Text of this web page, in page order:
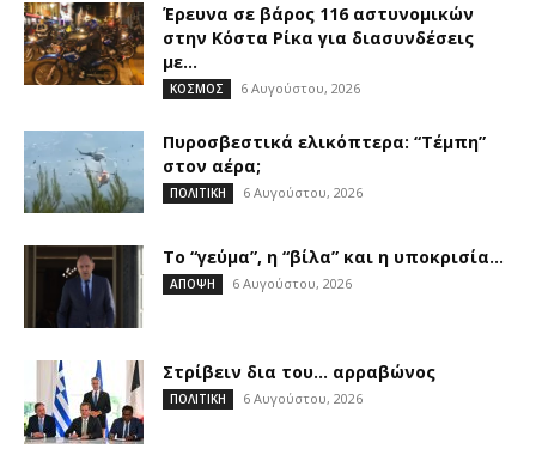
Έρευνα σε βάρος 116 αστυνομικών
στην Κόστα Ρίκα για διασυνδέσεις
με...
ΚΟΣΜΟΣ 6 Αυγούστου, 2026
Πυροσβεστικά ελικόπτερα: “Τέμπη”
στον αέρα;
ΠΟΛΙΤΙΚΗ 6 Αυγούστου, 2026
Το “γεύμα”, η “βίλα” και η υποκρισία…
ΑΠΟΨΗ 6 Αυγούστου, 2026
Στρίβειν δια του… αρραβώνος
ΠΟΛΙΤΙΚΗ 6 Αυγούστου, 2026